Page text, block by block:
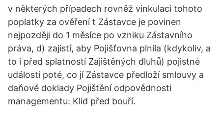
v některých případech rovněž vinkulaci tohoto
poplatky za ověření t Zástavce je povinen
nejpozději do 1 měsíce po vzniku Zástavního
práva, d) zajistí, aby Pojišťovna plnila (kdykoliv, a
to i před splatností Zajištěných dluhů) pojistné
události poté, co jí Zástavce předloží smlouvy a
daňové doklady Pojištění odpovědnosti
managementu: Klid před bouří.